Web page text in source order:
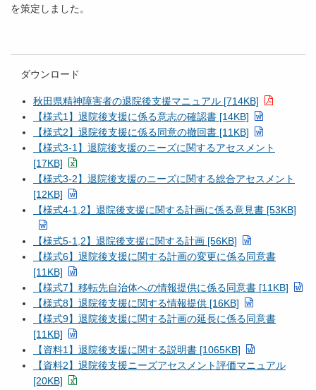
を策定しました。
ダウンロード
秋田県精神障害者の退院後支援マニュアル [714KB]
【様式1】退院後支援に係る意志の確認書 [14KB]
【様式2】退院後支援に係る同意の撤回書 [11KB]
【様式3-1】退院後支援のニーズに関するアセスメント
[17KB]
【様式3-2】退院後支援のニーズに関する総合アセスメント
[12KB]
【様式4-1,2】退院後支援に関する計画に係る意見書 [53KB]
【様式5-1,2】退院後支援に関する計画 [56KB]
【様式6】退院後支援に関する計画の変更に係る同意書
[11KB]
【様式7】移転先自治体への情報提供に係る同意書 [11KB]
【様式8】退院後支援に関する情報提供 [16KB]
【様式9】退院後支援に関する計画の延長に係る同意書
[11KB]
【資料1】退院後支援に関する説明書 [1065KB]
【資料2】退院後支援ニーズアセスメント評価マニュアル
[20KB]